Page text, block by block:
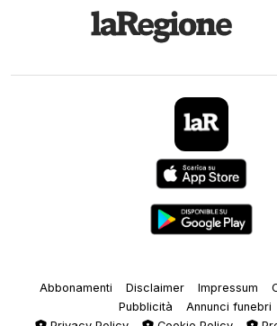
Abbonamenti Disclaimer Impressum
Pubblicità
Annunci funebri